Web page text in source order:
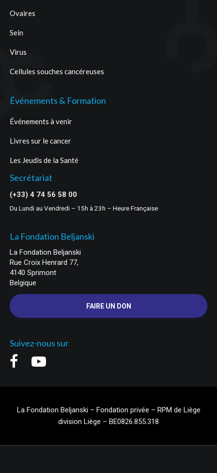
Ovaires
Sein
Virus
Cellules souches cancéreuses
Événements & Formation
Événements à venir
Livres sur le cancer
Les Jeudis de la Santé
Secrétariat
(+33) 4 74 56 58 00
Du Lundi au Vendredi – 15h à 23h – Heure Française
La Fondation Beljanski
La Fondation Beljanski
Rue Croix Henrard 77,
4140 Sprimont
Belgique
FAIRE UN DON
Suivez-nous sur
La Fondation Beljanski – Fondation privée – RPM de Liège
division Liège – BE0826.855.318